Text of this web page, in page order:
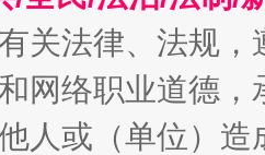
关法律、法规
网络职业道德
人或（单位）